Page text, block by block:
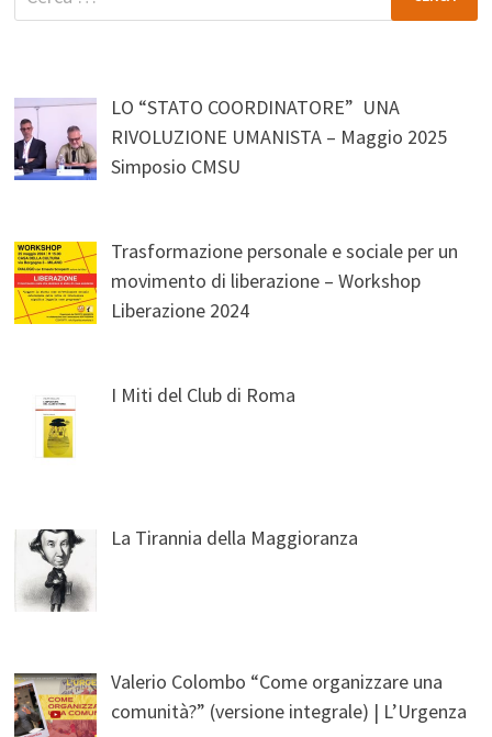
per:
LO “STATO COORDINATORE” UNA
RIVOLUZIONE UMANISTA – Maggio 2025
Simposio CMSU
Trasformazione personale e sociale per un
movimento di liberazione – Workshop
Liberazione 2024
I Miti del Club di Roma
La Tirannia della Maggioranza
Valerio Colombo “Come organizzare una
comunità?” (versione integrale) | L’Urgenza